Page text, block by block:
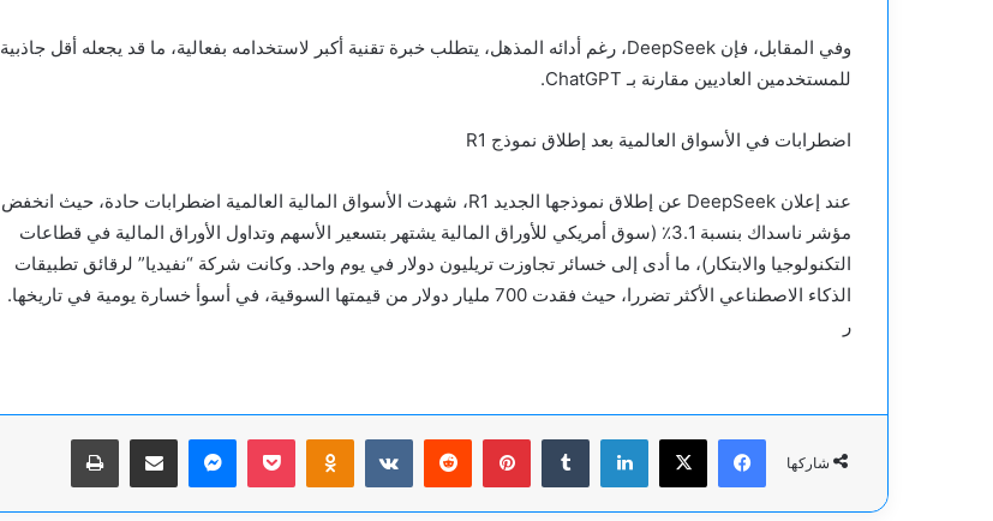
وفي المقابل، فإن DeepSeek، رغم أدائه المذهل، يتطلب خبرة تقنية أكبر لاستخدامه بفعالية، ما قد يجعله أقل جاذبية
للمستخدمين العاديين مقارنة بـ ChatGPT.
اضطرابات في الأسواق العالمية بعد إطلاق نموذج R1
عند إعلان DeepSeek عن إطلاق نموذجها الجديد R1، شهدت الأسواق المالية العالمية اضطرابات حادة، حيث انخفض
مؤشر ناسداك بنسبة 3.1٪ (سوق أمريكي للأوراق المالية يشتهر بتسعير الأسهم وتداول الأوراق المالية في قطاعات
التكنولوجيا والابتكار)، ما أدى إلى خسائر تجاوزت تريليون دولار في يوم واحد. وكانت شركة “نفيديا” لرقائق تطبيقات
الذكاء الاصطناعي الأكثر تضررا، حيث فقدت 700 مليار دولار من قيمتها السوقية، في أسوأ خسارة يومية في تاريخها.
ر
شاركها
فيسبوك
‫X لينكدإن بينتيريست Odnoklassniki
‫Pocketماسنجرمشاركة عبر البريد طباعة